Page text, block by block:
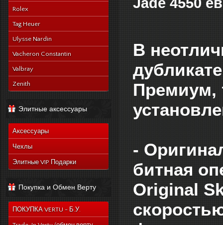
Rolex
Tag Heuer
Ulysse Nardin
Vacheron Constantin
Valbray
Zenith
Элитные аксессуары
Аксессуары
Чехлы
Элитные VIP Подарки
Покупка и Обмен Верту
ПОКУПКА VERTU - Б.У.
В
Премиум,
-
битная
Original